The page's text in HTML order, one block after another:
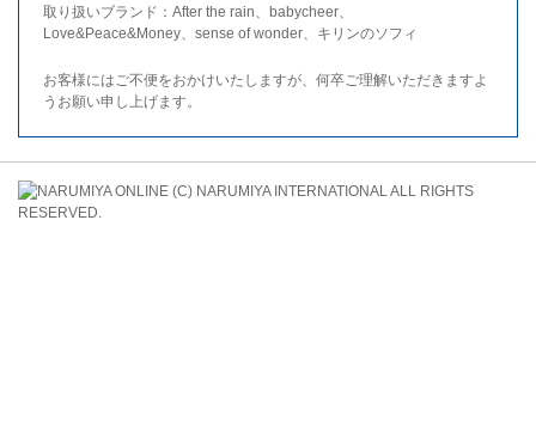
取り扱いブランド：After the rain、babycheer、
Love&Peace&Money、sense of wonder、キリンのソフィ
お客様にはご不便をおかけいたしますが、何卒ご理解いただきますよ
うお願い申し上げます。